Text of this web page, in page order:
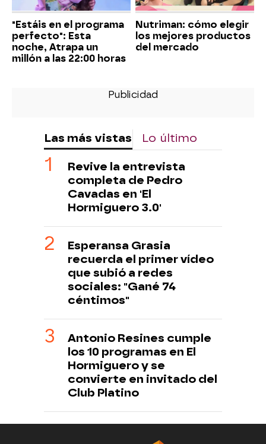
"Estáis en el programa
perfecto": Esta
noche, Atrapa un
millón a las 22:00 horas
Nutriman: cómo elegir
los mejores productos
del mercado
Las más vistas Lo último
Revive la entrevista
completa de Pedro
Cavadas en 'El
Hormiguero 3.0'
Esperansa Grasia
recuerda el primer vídeo
que subió a redes
sociales: "Gané 74
céntimos"
Antonio Resines cumple
los 10 programas en El
Hormiguero y se
convierte en invitado del
Club Platino